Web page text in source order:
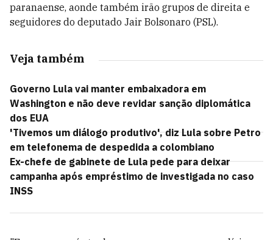
paranaense, aonde também irão grupos de direita e
seguidores do deputado Jair Bolsonaro (PSL).
Veja também
Governo Lula vai manter embaixadora em
Washington e não deve revidar sanção diplomática
dos EUA
'Tivemos um diálogo produtivo', diz Lula sobre Petro
em telefonema de despedida a colombiano
Ex-chefe de gabinete de Lula pede para deixar
campanha após empréstimo de investigada no caso
INSS